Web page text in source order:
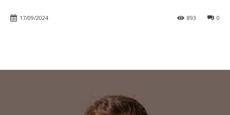
17/09/2024 0
893